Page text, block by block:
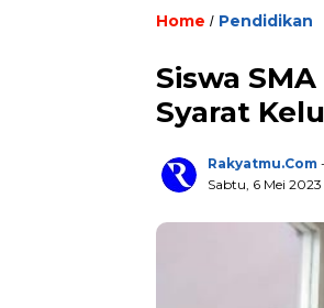
Home / Pendidikan
Siswa
Syarat
Rakyatmu.com
Sabtu, 6 Mei 2023